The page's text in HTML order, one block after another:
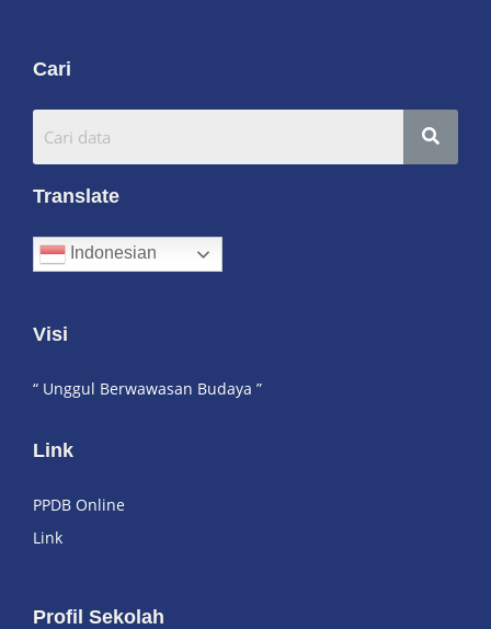
Profil Sekolah
Visi
“ Unggul Berwawasan Budaya ”
Link
PPDB Online
Link
Cari
Translate
Indonesian